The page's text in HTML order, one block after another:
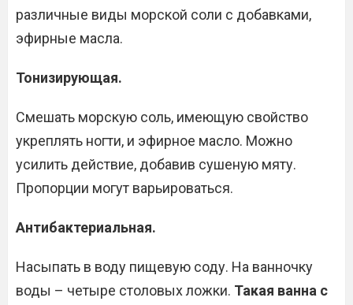
различные виды морской соли с добавками,
эфирные масла.
Тонизирующая.
Смешать морскую соль, имеющую свойство
укреплять ногти, и эфирное масло. Можно
усилить действие, добавив сушеную мяту.
Пропорции могут варьироваться.
Антибактериальная.
Насыпать в воду пищевую соду. На ванночку
воды – четыре столовых ложки. Такая ванна с